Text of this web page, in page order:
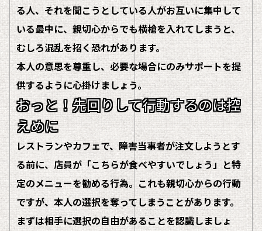
る人、それを聞こうとしている人がお互いに集中して
いる最中に、親切心からでも横槍を入れてしまうと、
むしろ混乱を招く恐れがあります。
本人の意思を尊重し、必要な場合にのみサポートを提
供するように心掛けましょう。
おっと！先回りして行動するのは控
えめに
レストランやカフェで、障害当事者が注文しようとす
る前に、店員が「こちらが食べやすいでしょう」と特
定のメニューを勧める行為。これも親切心からの行動
ですが、本人の選択を奪ってしまうことがあります。
まずは相手に選択の自由があることを認識しましょ